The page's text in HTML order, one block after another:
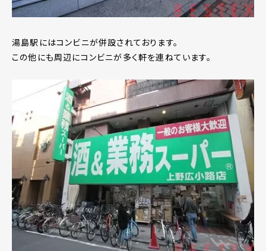
湯島駅にはコンビニが併設されております。
この他にも周辺にコンビニが多く軒を連ねています。